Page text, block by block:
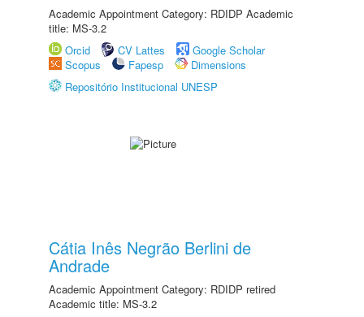
Academic Appointment Category: RDIDP Academic
title: MS-3.2
Orcid
CV Lattes
Google Scholar
Scopus
Fapesp
Dimensions
Repositório Institucional UNESP
Cátia Inês Negrão Berlini de
Andrade
Academic Appointment Category: RDIDP retired
Academic title: MS-3.2